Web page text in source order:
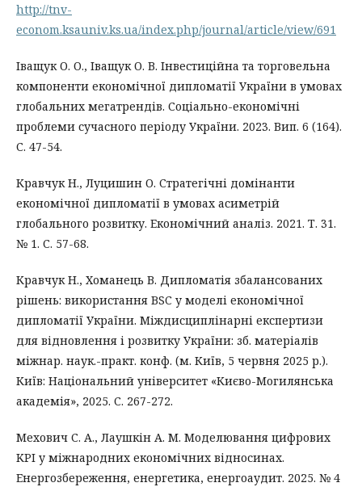
http://tnv-
econom.ksauniv.ks.ua/index.php/journal/article/view/691
Іващук О. О., Іващук О. В. Інвестиційна та торговельна
компоненти економічної дипломатії України в умовах
глобальних мегатрендів. Соціально-економічні
проблеми сучасного періоду України. 2023. Вип. 6 (164).
С. 47-54.
Кравчук Н., Луцишин О. Стратегічні домінанти
економічної дипломатії в умовах асиметрій
глобального розвитку. Економічний аналіз. 2021. Т. 31.
№ 1. С. 57-68.
Кравчук Н., Хоманець В. Дипломатія збалансованих
рішень: використання BSC у моделі економічної
дипломатії України. Міждисциплінарні експертизи
для відновлення і розвитку України: зб. матеріалів
міжнар. наук.-практ. конф. (м. Київ, 5 червня 2025 р.).
Київ: Національний університет «Києво-Могилянська
академія», 2025. С. 267-272.
Мехович С. А., Лаушкін А. М. Моделювання цифрових
KPI у міжнародних економічних відносинах.
Енергозбереження, енергетика, енергоаудит. 2025. № 4